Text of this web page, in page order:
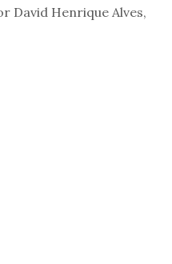
David Henrique Alves,